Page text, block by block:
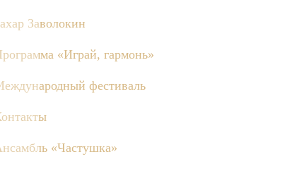
Заволокин
«Играй, гармонь»
фестиваль
«Частушка»